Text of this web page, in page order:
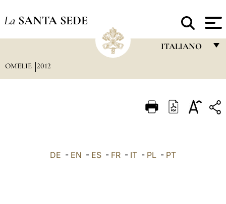
La SANTA SEDE
ITALIANO
ITALIANO
OMELIE 2012
DE - EN - ES - FR - IT - PL - PT